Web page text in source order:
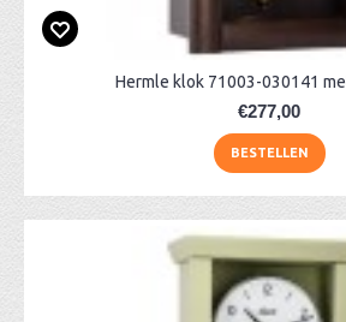
Hermle klok 71003-030141
€277,00
BESTELLEN